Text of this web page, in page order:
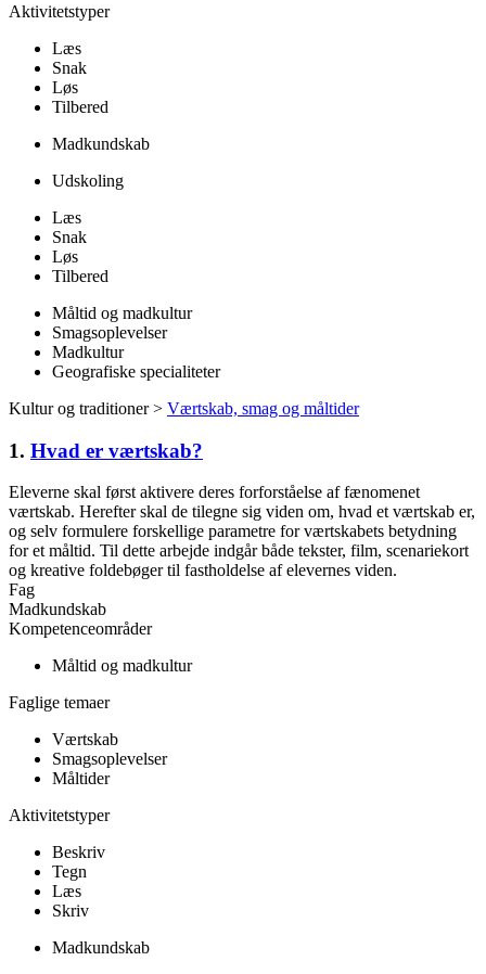
Aktivitetstyper
Læs
Snak
Løs
Tilbered
Madkundskab
Udskoling
Læs
Snak
Løs
Tilbered
Måltid og madkultur
Smagsoplevelser
Madkultur
Geografiske specialiteter
Kultur og traditioner > Værtskab, smag og måltider
1. Hvad er værtskab?
Eleverne skal først aktivere deres forforståelse af fænomenet
værtskab. Herefter skal de tilegne sig viden om, hvad et værtskab er,
og selv formulere forskellige parametre for værtskabets betydning
for et måltid. Til dette arbejde indgår både tekster, film, scenariekort
og kreative foldebøger til fastholdelse af elevernes viden.
Fag
Madkundskab
Kompetenceområder
Måltid og madkultur
Faglige temaer
Værtskab
Smagsoplevelser
Måltider
Aktivitetstyper
Beskriv
Tegn
Læs
Skriv
Madkundskab